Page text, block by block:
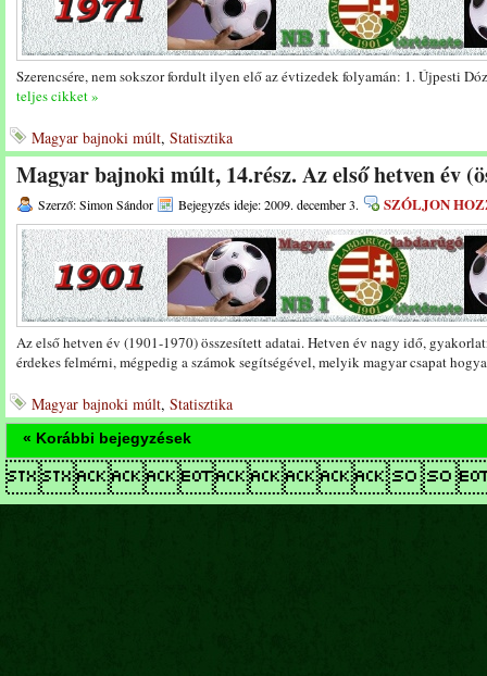
Szerencsére, nem sokszor fordult ilyen elő az évtizedek folyamán: 1. Újpesti
teljes cikket »
Magyar bajnoki múlt, Statisztika
Magyar bajnoki múlt, 14.rész. Az első hetven év
Szerző: Simon Sándor Bejegyzés ideje: 2009. december 3. SZÓLJON
Az első hetven év (1901-1970) összesített adatai. Hetven év nagy idő,
érdekes felmérni, mégpedig a számok segítségével, melyik magyar csapat
Magyar bajnoki múlt, Statisztika
« Korábbi bejegyzések